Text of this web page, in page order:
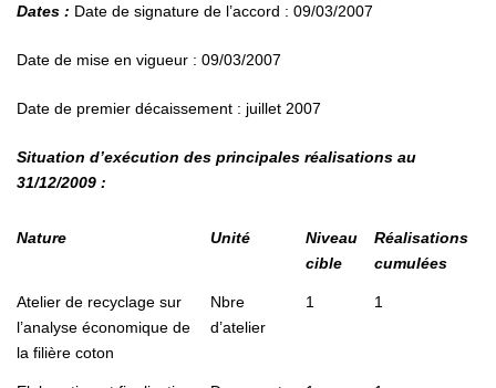
Dates : Date de signature de l’accord : 09/03/2007
Date de mise en vigueur : 09/03/2007
Date de premier décaissement : juillet 2007
Situation d’exécution des principales réalisations au
31/12/2009 :
Nature Unité
Niveau
cible
Réalisations
cumulées
Atelier de recyclage sur
l’analyse économique de
la filière coton
Nbre
d’atelier
1 1